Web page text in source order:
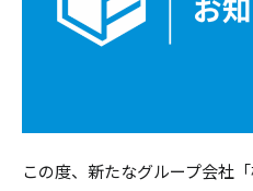
この度、新たなグループ会社